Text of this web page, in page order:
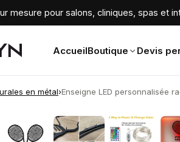
mesure pour salons, cliniques, spas et
AccueilBoutique Devis
en métal›Enseigne LED personnalisée